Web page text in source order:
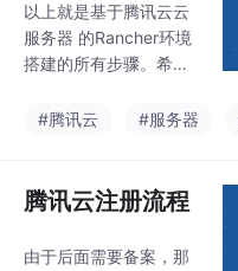
多个请求，而非简单流
水线化。其二进制的协
议内容（Binary Fram
（HPACK）也是效率提
​以上就是基于腾讯云云
服务器 的Rancher环境
搭建的所有步骤。希望
her环境有所帮助！​注册
#腾讯云 #服务器
腾讯云注册流程
由于后面需要备案，那